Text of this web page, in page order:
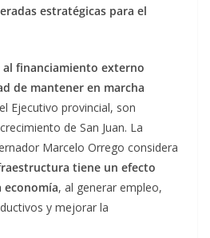
estratégicas para el
financiamiento externo
de mantener en marcha
Ejecutivo provincial, son
de San Juan. La
Marcelo Orrego considera
tiene un efecto
, al generar empleo,
y mejorar la